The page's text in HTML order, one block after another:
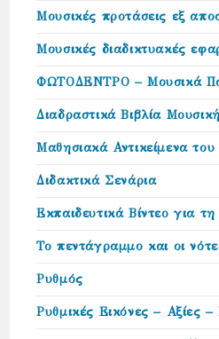
Μουσικές προτάσεις εξ
Μουσικές διαδικτυακές
ΦΩΤΟΔΕΝΤΡΟ – Μουσικά
Διαδραστικά Βιβλία
Μαθησιακά Αντικείμενα
Διδακτικά Σενάρια
Εκπαιδευτικά Βίντεο για
Το πεντάγραμμο και οι
Ρυθμός
Ρυθμικές Εικόνες – Αξίες